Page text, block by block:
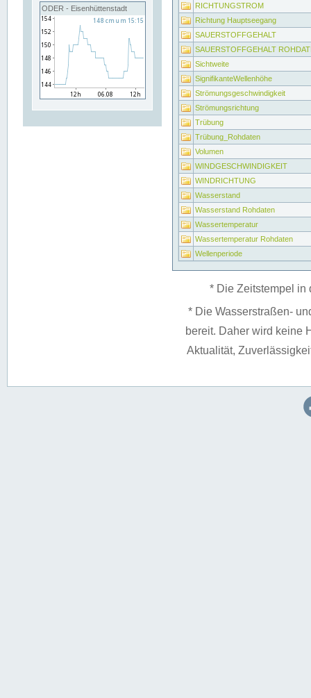
ODER - Eisenhüttenstadt
RICHTUNGSTROM
Richtung Hauptseegang
SAUERSTOFFGEHALT
SAUERSTOFFGEHALT
Sichtweite
SignifikanteWellenhöhe
Strömungsgeschwindigkeit
Strömungsrichtung
Trübung
Trübung_Rohdaten
Volumen
WINDGESCHWINDIGKEIT
WINDRICHTUNG
Wasserstand
Wasserstand Rohdaten
Wassertemperatur
Wassertemperatur Rohdaten
Wellenperiode
* Die Zeitstempel in
* Die Wasserstraßen-
bereit. Daher wird keine
Aktualität,